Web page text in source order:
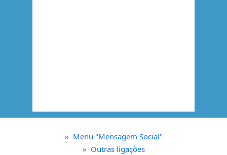
» Menu "Mensagem Social"
» Outras ligações